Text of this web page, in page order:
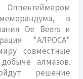
в
De Beers и
"АЛРОСА"
совместные
алмазов.
решение